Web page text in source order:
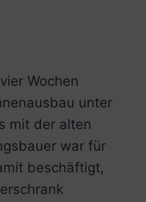
Wochen
unter
mit der alten
war für
beschäftigt,